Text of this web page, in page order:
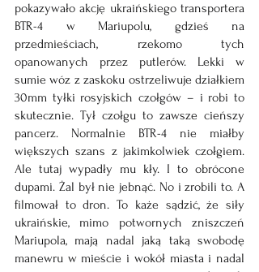
pokazywało akcję ukraińskiego transportera
BTR-4 w Mariupolu, gdzieś na
przedmieściach, rzekomo tych
opanowanych przez putlerów. Lekki w
sumie wóz z zaskoku ostrzeliwuje działkiem
30mm tyłki rosyjskich czołgów – i robi to
skutecznie. Tył czołgu to zawsze cieńszy
pancerz. Normalnie BTR-4 nie miałby
większych szans z jakimkolwiek czołgiem.
Ale tutaj wypadły mu kły. I to obrócone
dupami. Żal był nie jebnąć. No i zrobili to. A
filmował to dron. To każe sądzić, że siły
ukraińskie, mimo potwornych zniszczeń
Mariupola, mają nadal jaką taką swobodę
manewru w mieście i wokół miasta i nadal